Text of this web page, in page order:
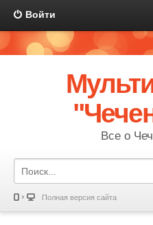
Войти
Все о
Полная версия сайта